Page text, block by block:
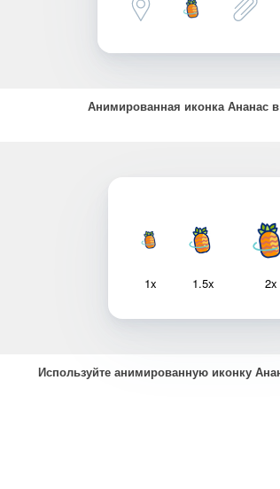
Анимированная иконка Ананас
1x 1.5x 2x
Используйте анимированную иконку